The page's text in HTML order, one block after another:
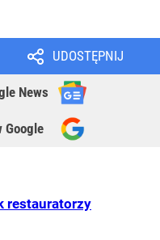
UDOSTĘPNIJ
News
Google
restauratorzy